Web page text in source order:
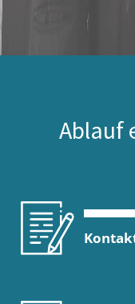
Ablauf